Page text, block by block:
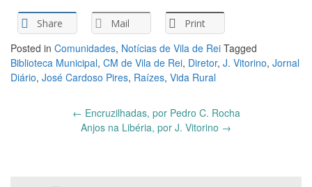
Share Mail Print
Posted in Comunidades, Notícias de Vila de Rei Tagged
Biblioteca Municipal, CM de Vila de Rei, Diretor, J. Vitorino, Jornal
Diário, José Cardoso Pires, Raízes, Vida Rural
← Encruzilhadas, por Pedro C. Rocha
Anjos na Libéria, por J. Vitorino →